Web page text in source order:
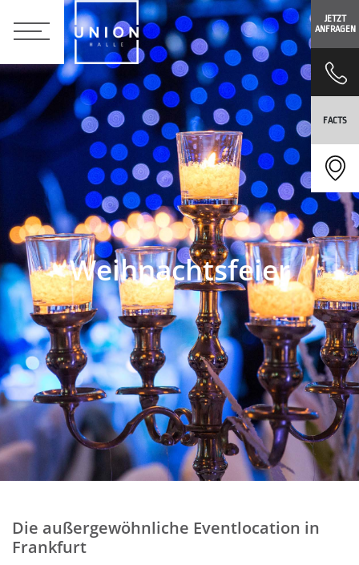
JETZT
ANFRAGEN
FACTS
Weihnachtsfeier
Die außergewöhnliche Eventlocation in
Frankfurt